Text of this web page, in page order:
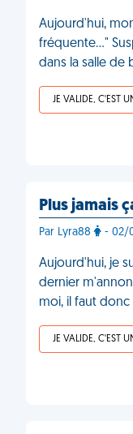
Aujourd'hui,
fréquente…"
dans la salle de
JE VALIDE, C'EST
Plus jamais
Par Lyra88 - 02/
Aujourd'hui, je
dernier
moi, il faut
JE VALIDE, C'EST